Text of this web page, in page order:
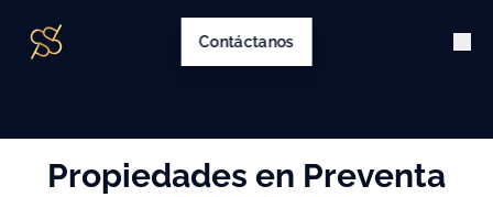
Contáctanos
Propiedades en Preventa